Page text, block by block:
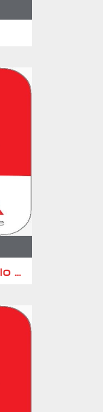
Tabaccheria Ricevitoria - Sant'Angelo Lodigiano